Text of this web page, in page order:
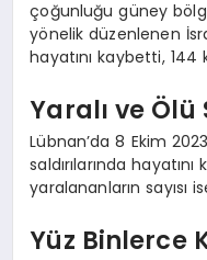
çoğunluğu güney
yönelik düzenlenen
hayatını kaybetti, 144
Yaralı ve Ölü
Lübnan’da 8 Ekim
saldırılarında
yaralananların sayısı
Yüz Binlerce